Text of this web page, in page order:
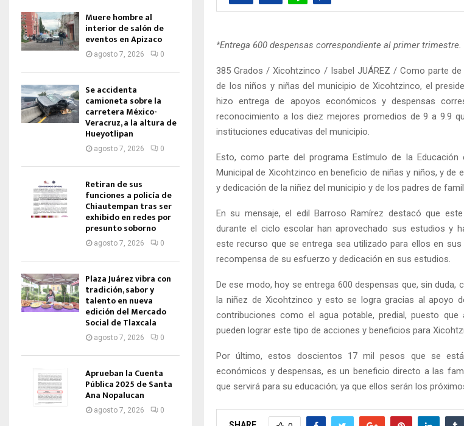
*Entrega 600 despensas correspondiente al primer trimestre.
385 Grados / Xicohtzinco / Isabel JUÁREZ / Como parte
de los niños y niñas del municipio de Xicohtzinco, el
hizo entrega de apoyos económicos y despensas
reconocimiento a los diez mejores promedios de 9 a 9.9
instituciones educativas del municipio.
Esto, como parte del programa Estímulo de la
Municipal de Xicohtzinco en beneficio de niñas y niños, y de
y dedicación de la niñez del municipio y de los padres de
En su mensaje, el edil Barroso Ramírez destacó que
durante el ciclo escolar han aprovechado sus estudios y
este recurso que se entrega sea utilizado para ellos en
recompensa de su esfuerzo y dedicación en sus estudios.
De ese modo, hoy se entrega 600 despensas que, sin duda,
la niñez de Xicohtzinco y esto se logra gracias al apoyo
contribuciones como el agua potable, predial, puesto
pueden lograr este tipo de acciones y beneficios para
Por último, estos doscientos 17 mil pesos que se
económicos y despensas, es un beneficio directo a las
que servirá para su educación; ya que ellos serán los
Muere hombre al
interior de salón de
eventos en Apizaco
agosto 7, 2026 0
Se accidenta
camioneta sobre la
carretera México-
Veracruz, a la altura de
Hueyotlipan
agosto 7, 2026 0
Retiran de sus
funciones a policía de
Chiautempan tras ser
exhibido en redes por
presunto soborno
agosto 7, 2026 0
Plaza Juárez vibra con
tradición, sabor y
talento en nueva
edición del Mercado
Social de Tlaxcala
agosto 7, 2026 0
Aprueban la Cuenta
Pública 2025 de Santa
Ana Nopalucan
agosto 7, 2026 0